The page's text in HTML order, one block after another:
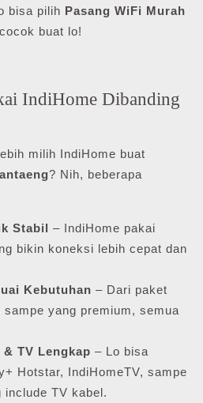
bisa pilih Pasang WiFi Murah
buat lo!
IndiHome Dibanding
milih IndiHome buat
? Nih, beberapa
Stabil – IndiHome pakai
bikin koneksi lebih cepat dan
Kebutuhan – Dari paket
sampe yang premium, semua
TV Lengkap – Lo bisa
Hotstar, IndiHomeTV, sampe
include TV kabel.